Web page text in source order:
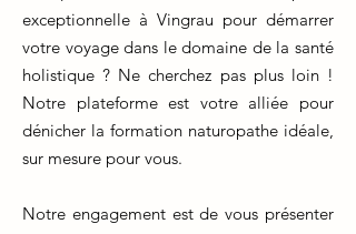
exceptionnelle à Vingrau pour démarrer
votre voyage dans le domaine de la santé
holistique ? Ne cherchez pas plus loin !
Notre plateforme est votre alliée pour
dénicher la formation naturopathe idéale,
sur mesure pour vous.
Notre engagement est de vous présenter